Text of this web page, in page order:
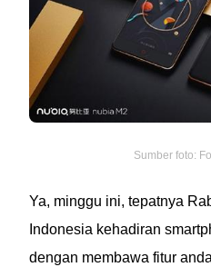
Sumber foto:
Ya, minggu ini, tepatnya
Indonesia kehadiran
dengan membawa fitur